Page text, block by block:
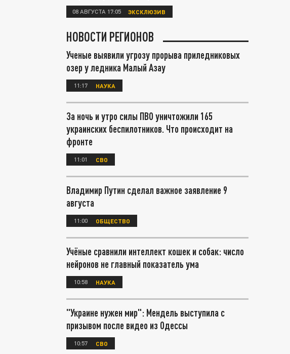
08 АВГУСТА 17:05 ЭКСКЛЮЗИВ
НОВОСТИ РЕГИОНОВ
Ученые выявили угрозу прорыва приледниковых
озер у ледника Малый Азау
11:17 НАУКА
За ночь и утро силы ПВО уничтожили 165
украинских беспилотников. Что происходит на
фронте
11:01 СВО
Владимир Путин сделал важное заявление 9
августа
11:00 ОБЩЕСТВО
Учёные сравнили интеллект кошек и собак: число
нейронов не главный показатель ума
10:58 НАУКА
"Украине нужен мир": Мендель выступила с
призывом после видео из Одессы
10:57 СВО